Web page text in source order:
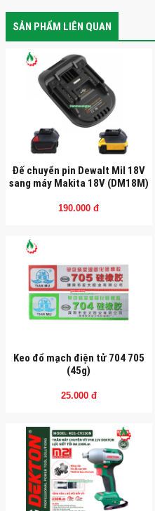
SẢN PHẨM LIÊN QUAN
Đế chuyển pin Dewalt Mil 18V
sang máy Makita 18V (DM18M)
190.000 đ
Keo đổ mạch điện tử 704 705
(45g)
25.000 đ